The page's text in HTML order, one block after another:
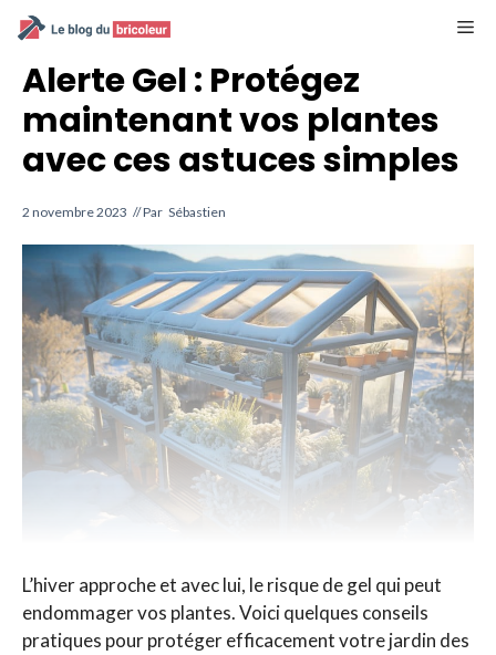
Aller
au
contenu
Alerte Gel : Protégez
maintenant vos plantes
avec ces astuces simples
2 novembre 2023 // Par Sébastien
L’hiver approche et avec lui, le risque de gel qui peut
endommager vos plantes. Voici quelques conseils
pratiques pour protéger efficacement votre jardin des